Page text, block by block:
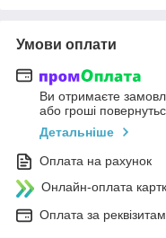
Умови оплати
Ви отримаєте
або гроші
Детальніше
Оплата на рахунок
Онлайн-оплата
Оплата за